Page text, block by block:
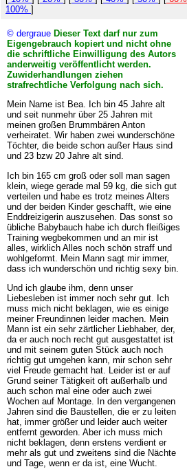
100% ]
© dergraue Dieser Text darf nur zum
Eigengebrauch kopiert und nicht ohne
die schriftliche Einwilligung des Autors
anderweitig veröffentlicht werden.
Zuwiderhandlungen ziehen
strafrechtliche Verfolgung nach sich.
Mein Name ist Bea. Ich bin 45 Jahre alt
und seit nunmehr über 25 Jahren mit
meinen großen Brummbären Anton
verheiratet. Wir haben zwei wunderschöne
Töchter, die beide schon außer Haus sind
und 23 bzw 20 Jahre alt sind.
Ich bin 165 cm groß oder soll man sagen
klein, wiege gerade mal 59 kg, die sich gut
verteilen und habe es trotz meines Alters
und der beiden Kinder geschafft, wie eine
Enddreizigerin auszusehen. Das sonst so
übliche Babybauch habe ich durch fleißiges
Training wegbekommen und an mir ist
alles, wirklich Alles noch schön straff und
wohlgeformt. Mein Mann sagt mir immer,
dass ich wunderschön und richtig sexy bin.
Und ich glaube ihm, denn unser
Liebesleben ist immer noch sehr gut. Ich
muss mich nicht beklagen, wie es einige
meiner Freundinnen leider machen. Mein
Mann ist ein sehr zärtlicher Liebhaber, der,
da er auch noch recht gut ausgestattet ist
und mit seinem guten Stück auch noch
richtig gut umgehen kann, mir schon sehr
viel Freude gemacht hat. Leider ist er auf
Grund seiner Tätigkeit oft außerhalb und
auch schon mal eine oder auch zwei
Wochen auf Montage. In den vergangenen
Jahren sind die Baustellen, die er zu leiten
hat, immer größer und leider auch weiter
entfernt geworden. Aber ich muss mich
nicht beklagen, denn erstens verdient er
mehr als gut und zweitens sind die Nächte
und Tage, wenn er da ist, eine Wucht.